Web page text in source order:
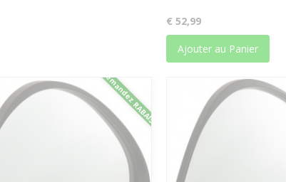
€ 52,99
Ajouter au Panier
Demandez RABAIS